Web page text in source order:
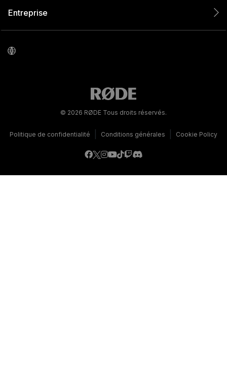
Entreprise
© 2026 RØDE Tous droits réservés.
Politique de confidentialité Conditions générales Cookie Policy